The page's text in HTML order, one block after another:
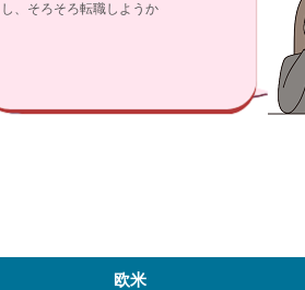
し、そろそろ転職しようか
欧米